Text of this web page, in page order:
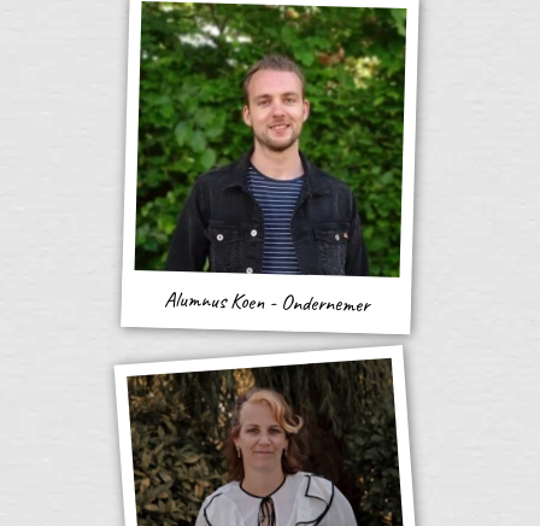
Alumnus Koen - Ondernemer